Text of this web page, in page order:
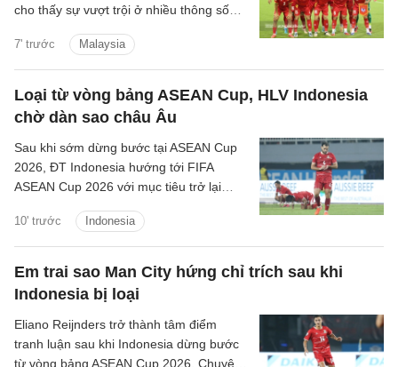
7' trước Malaysia
cho thấy sự vượt trội ở nhiều thông số
Malaysia tại bán kết.
Loại từ vòng bảng ASEAN Cup, HLV Indonesia
chờ dàn sao châu Âu
10' trước Indonesia
Sau khi sớm dừng bước tại ASEAN Cup
2026, ĐT Indonesia hướng tới FIFA
ASEAN Cup 2026 với mục tiêu trở lại
Em trai sao Man City hứng chỉ trích sau khi
Indonesia bị loại
Eliano Reijnders trở thành tâm điểm
tranh luận sau khi Indonesia dừng bước
từ vòng bảng ASEAN Cup 2026. Chuyên